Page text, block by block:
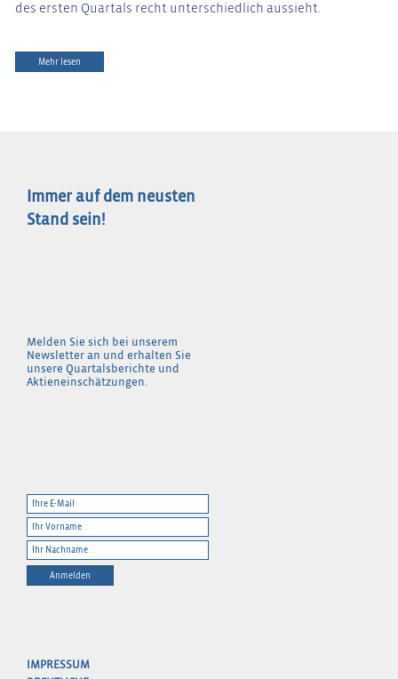
des ersten Quartals recht unterschiedlich aussieht.
Mehr lesen
Immer auf dem neusten
Stand sein!
Melden Sie sich bei unserem
Newsletter an und erhalten Sie
unsere Quartalsberichte und
Aktieneinschätzungen.
Anmelden
IMPRESSUM